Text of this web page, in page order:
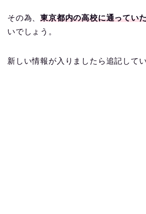
その為、東京都内の高校に通ってい
いでしょう。
新しい情報が入りましたら追記してい